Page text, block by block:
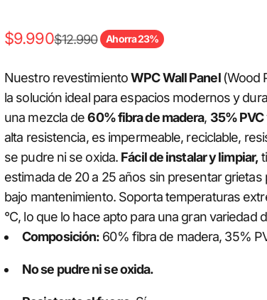
Precio de oferta
$9.990Precio normal
$12.990 Ahorra 23%
Nuestro revestimientoWPC Wall Panel (Wood
la solución ideal para espacios modernos y
una mezcla de60% fibra de madera, 35% PVC
alta resistencia, es impermeable, reciclable,
se pudre ni se oxida. Fácil de instalar y limpiar,
estimada de 20 a 25 años sin presentar
bajo mantenimiento. Soporta temperaturas
°C, lo que lo hace apto para una gran variedad
Composición: 60% fibra de madera, 35%
No se pudre ni se oxida.